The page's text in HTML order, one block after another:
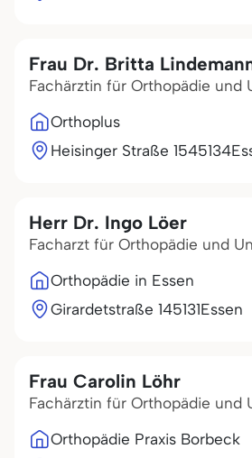
Frau Dr. Britta
Fachärztin für Orthopädie und
Orthoplus
Heisinger Straße 1545134
Herr Dr. Ingo Löer
Facharzt für Orthopädie und
Orthopädie in Essen
Girardetstraße 145131Essen
Frau Carolin Löhr
Fachärztin für Orthopädie und
Orthopädie Praxis Borbeck